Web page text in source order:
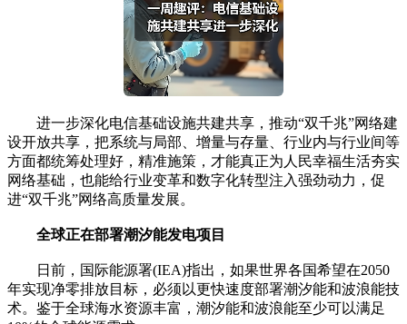
进一步深化电信基础设施共建共享，推动“双千兆”网络建
设开放共享，把系统与局部、增量与存量、行业内与行业间等
方面都统筹处理好，精准施策，才能真正为人民幸福生活夯实
网络基础，也能给行业变革和数字化转型注入强劲动力，促
进“双千兆”网络高质量发展。
全球正在部署潮汐能发电项目
日前，国际能源署(IEA)指出，如果世界各国希望在2050
年实现净零排放目标，必须以更快速度部署潮汐能和波浪能技
术。鉴于全球海水资源丰富，潮汐能和波浪能至少可以满足